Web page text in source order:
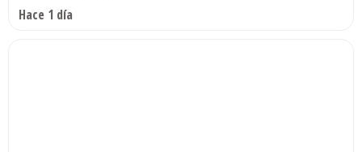
Hace 1 día